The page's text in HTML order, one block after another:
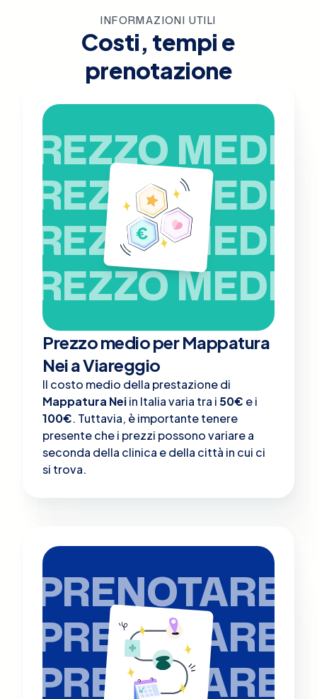
INFORMAZIONI UTILI
Costi, tempi e
prenotazione
PREZZO MEDIO
PREZZO MEDIO
PREZZO MEDIO
PREZZO MEDIO
Prezzo medio per Mappatura
Nei a Viareggio
Il costo medio della prestazione di
Mappatura Neiin Italia varia tra i 50€ e i
100€. Tuttavia, è importante tenere
presente che i prezzi possono variare a
seconda della clinica e della città in cui ci
si trova.
PRENOTARE
PRENOTARE
PRENOTARE